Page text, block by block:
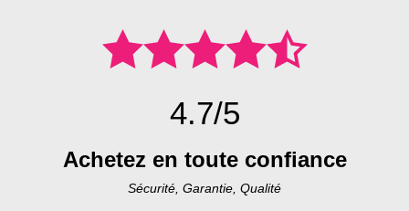
4.7/5
Achetez en toute confiance
Sécurité, Garantie, Qualité